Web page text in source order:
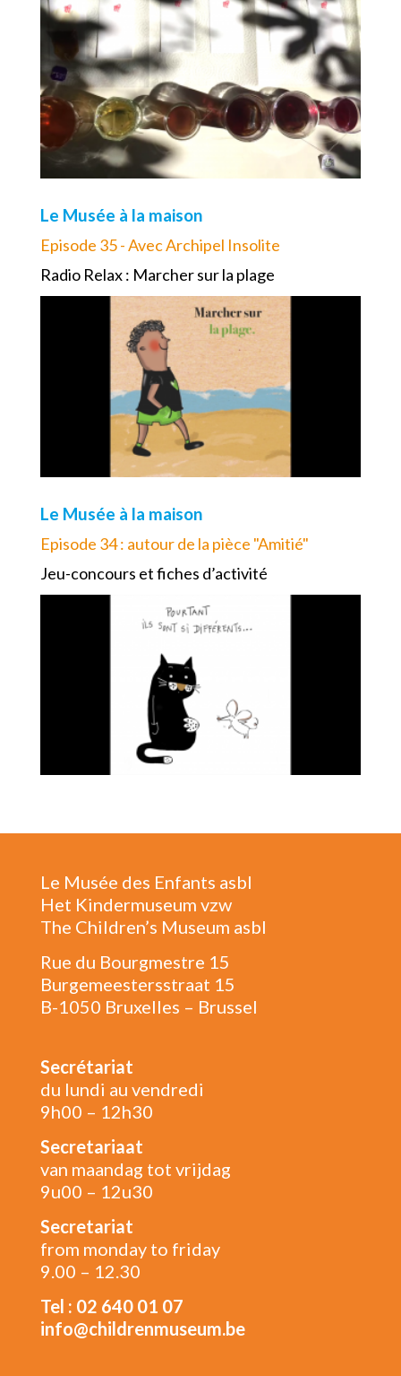
Le Musée à la maison
Episode 35 - Avec Archipel Insolite
Radio Relax : Marcher sur la plage
Le Musée à la maison
Episode 34 : autour de la pièce "Amitié"
Jeu-concours et fiches d’activité
Le Musée des Enfants asbl
Het Kindermuseum vzw
The Children’s Museum asbl
Rue du Bourgmestre 15
Burgemeestersstraat 15
B-1050 Bruxelles – Brussel
Secrétariat
du lundi au vendredi
9h00 – 12h30
Secretariaat
van maandag tot vrijdag
9u00 – 12u30
Secretariat
from monday to friday
9.00 – 12.30
Tel : 02 640 01 07
info@childrenmuseum.be